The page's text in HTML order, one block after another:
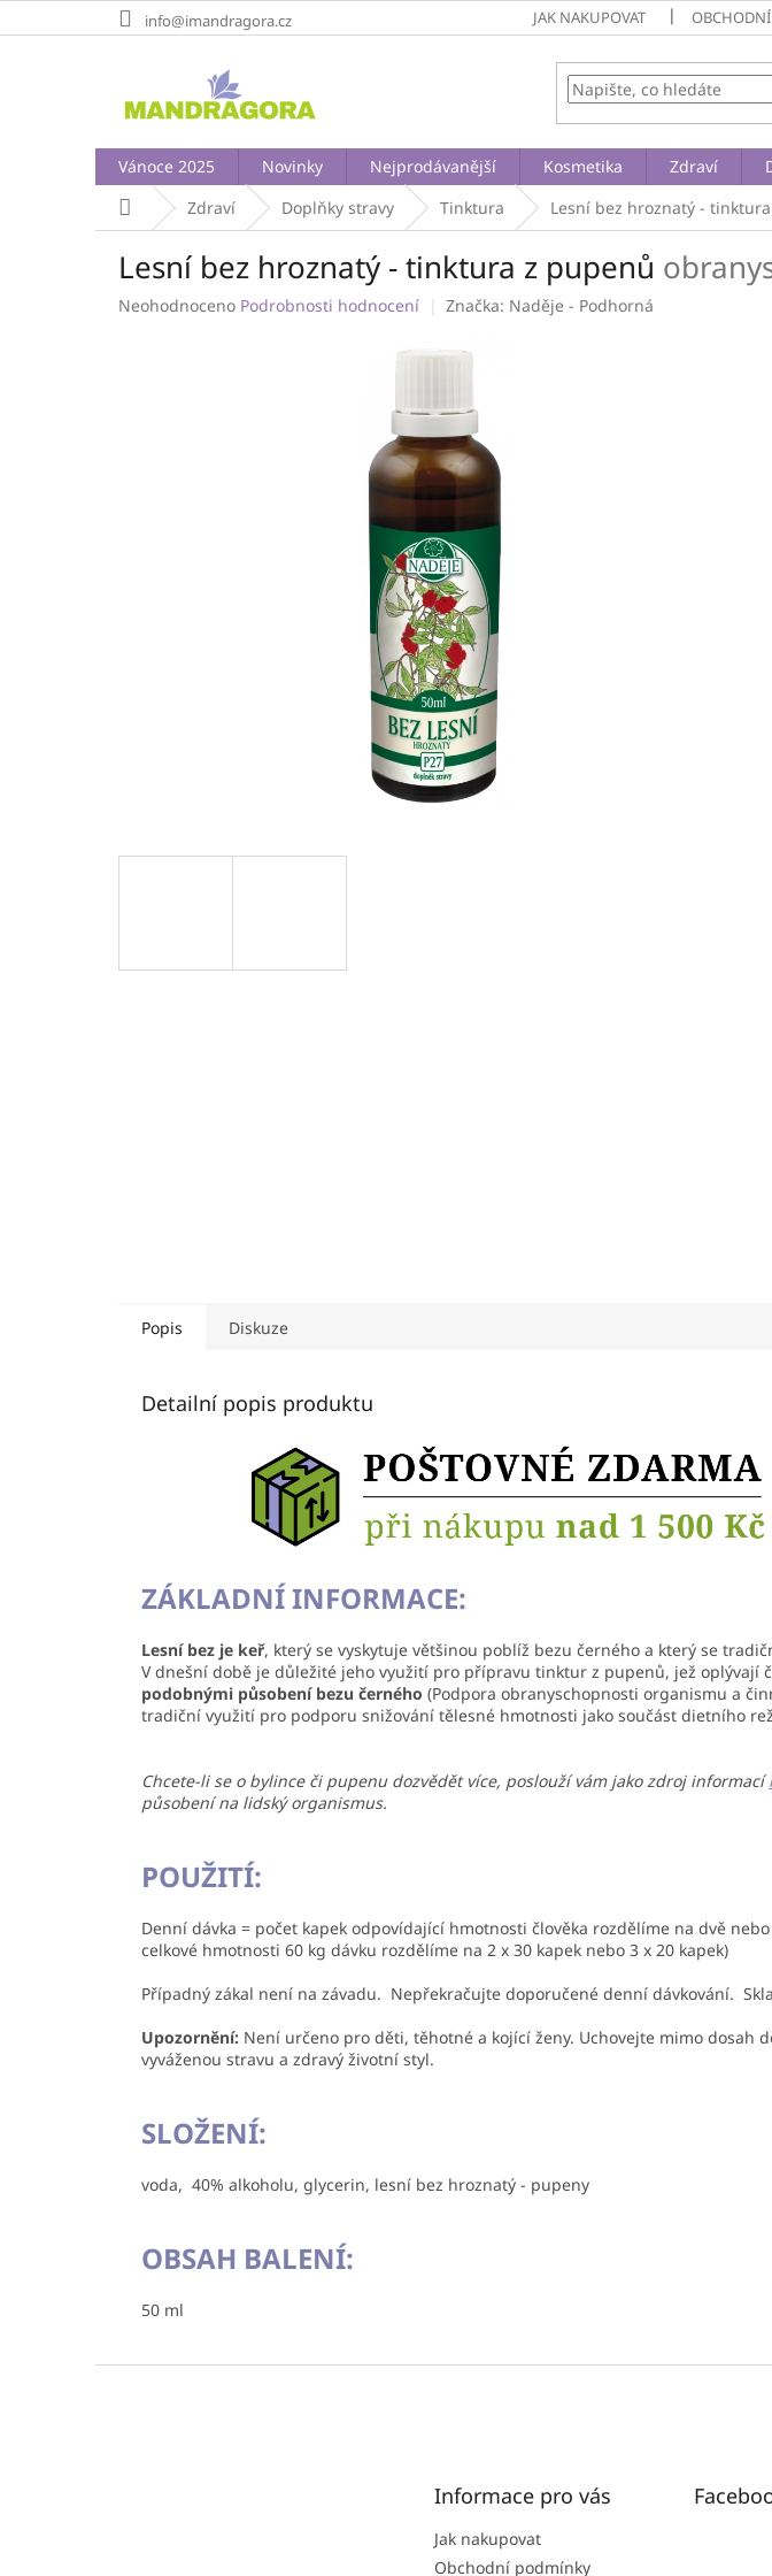
na
info@imandragora.cz JAK NAKUPOVAT
Vánoce 2025 Novinky Nejprodávanější Kosmetika Zdraví
Domů Zdraví Doplňky stravy Tinktura Lesní bez hroznatý -
Lesní bez hroznatý - tinktura z pupenů
Průměrné
Neohodnoceno Podrobnosti hodnocení Značka: Naděje - Podhorná
Popis Diskuze
Detailní popis produktu
ZÁKLADNÍ INFORMACE:
Lesní bez je keř, který se vyskytuje většinou poblíž bezu černého a který se
V dnešní době je důležité jeho využití pro přípravu tinktur z pupenů, jež oplývají
podobnými působení bezu černého (Podpora obranyschopnosti organismu a
tradiční využití pro podporu snižování tělesné hmotnosti jako součást dietního
Chcete-li se o bylince či pupenu dozvědět více, poslouží vám jako zdroj informací
působení na lidský organismus.
POUŽITÍ:
Denní dávka = počet kapek odpovídající hmotnosti člověka rozdělíme na dvě
celkové hmotnosti 60 kg dávku rozdělíme na 2 x 30 kapek nebo 3 x 20 kapek)
Případný zákal není na závadu. Nepřekračujte doporučené denní dávkování.
Upozornění: Není určeno pro děti, těhotné a kojící ženy. Uchovejte mimo dosah
vyváženou stravu a zdravý životní styl.
SLOŽENÍ:
voda, 40% alkoholu, glycerin, lesní bez hroznatý - pupeny
OBSAH BALENÍ:
50 ml
Informace pro vás
Jak nakupovat
Obchodní podmínky